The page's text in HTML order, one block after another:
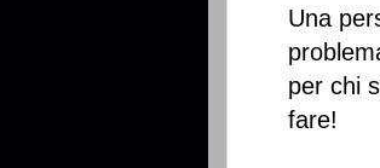
Una
per chi
fare!